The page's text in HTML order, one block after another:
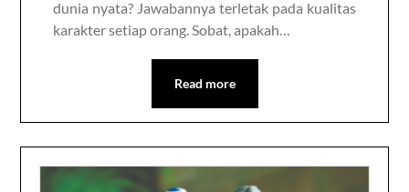
dunia nyata? Jawabannya terletak pada kualitas
karakter setiap orang. Sobat, apakah…
Read more